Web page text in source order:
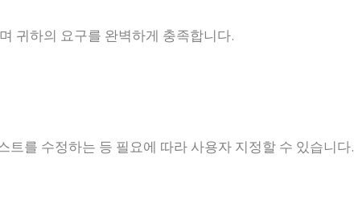
귀하의 요구를 완벽하게 충족합니다.
를 수정하는 등 필요에 따라 사용자 지정할 수 있습니다.